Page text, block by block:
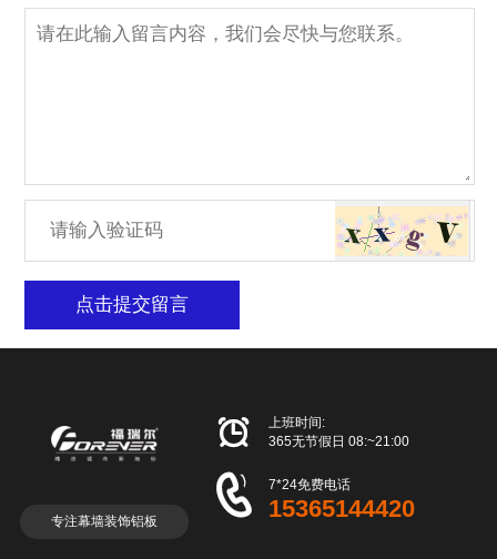
点击提交留言
专注幕墙装饰铝板

上班时间:
365无节假日 08:~21:00
 7*24免费电话
15365144420